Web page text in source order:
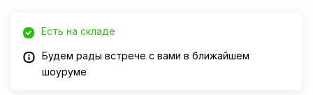
Есть на складе
Будем рады встрече с вами в ближайшем
шоуруме